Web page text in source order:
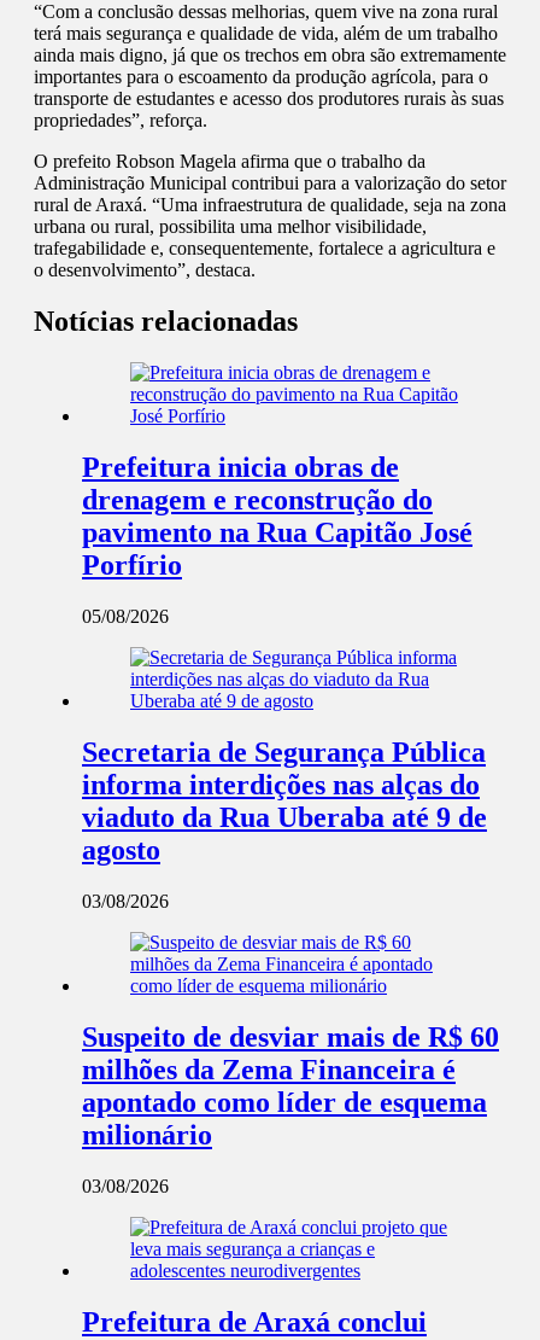
“Com a conclusão dessas melhorias, quem vive na zona rural
terá mais segurança e qualidade de vida, além de um trabalho
ainda mais digno, já que os trechos em obra são extremamente
importantes para o escoamento da produção agrícola, para o
transporte de estudantes e acesso dos produtores rurais às suas
propriedades”, reforça.
O prefeito Robson Magela afirma que o trabalho da
Administração Municipal contribui para a valorização do setor
rural de Araxá. “Uma infraestrutura de qualidade, seja na zona
urbana ou rural, possibilita uma melhor visibilidade,
trafegabilidade e, consequentemente, fortalece a agricultura e
o desenvolvimento”, destaca.
Notícias relacionadas
Prefeitura inicia obras de
drenagem e reconstrução do
pavimento na Rua Capitão José
Porfírio
05/08/2026
Secretaria de Segurança Pública
informa interdições nas alças do
viaduto da Rua Uberaba até 9 de
agosto
03/08/2026
Suspeito de desviar mais de R$ 60
milhões da Zema Financeira é
apontado como líder de esquema
milionário
03/08/2026
Prefeitura de Araxá conclui